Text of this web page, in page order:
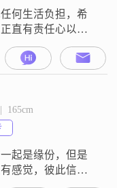
的起，现在放的
何生活负担，希
直有责任心以及
，三观相似，携手
165cm
起是缘份，但是
感觉，彼此信
为结婚是一辈子的